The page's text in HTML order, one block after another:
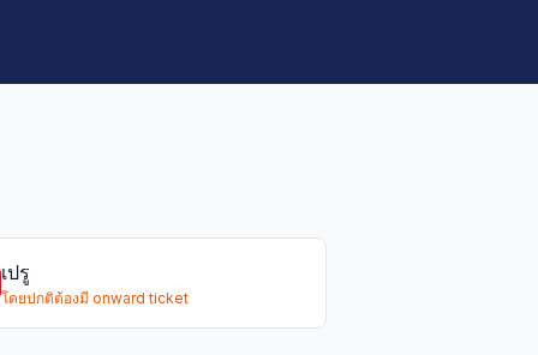
เปรู
โดยปกติต้องมี onward ticket